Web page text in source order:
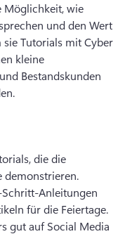
Möglichkeit, wie
und den Wert
sie Tutorials mit Cyber
kleine
Bestandskunden
die die
Anleitungen
gut auf Social Media